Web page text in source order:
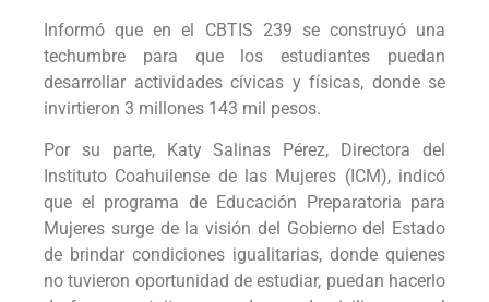
Informó que en el CBTIS 239 se construyó una
techumbre para que los estudiantes puedan
desarrollar actividades cívicas y físicas, donde se
invirtieron 3 millones 143 mil pesos.
Por su parte, Katy Salinas Pérez, Directora del
Instituto Coahuilense de las Mujeres (ICM), indicó
que el programa de Educación Preparatoria para
Mujeres surge de la visión del Gobierno del Estado
de brindar condiciones igualitarias, donde quienes
no tuvieron oportunidad de estudiar, puedan hacerlo